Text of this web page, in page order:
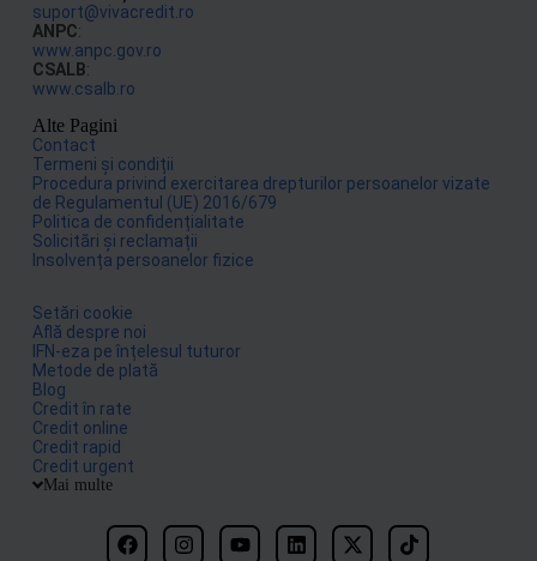
suport@vivacredit.ro
ANPC:
www.anpc.gov.ro
CSALB:
www.csalb.ro
Alte Pagini
Contact
Termeni și condiții
Procedura privind exercitarea drepturilor persoanelor vizate
de Regulamentul (UE) 2016/679
Politica de confidențialitate
Solicitări și reclamații
Insolvența persoanelor fizice
Setări cookie
Află despre noi
IFN-eza pe înțelesul tuturor
Metode de plată
Blog
Credit în rate
Credit online
Credit rapid
Credit urgent
Mai multe